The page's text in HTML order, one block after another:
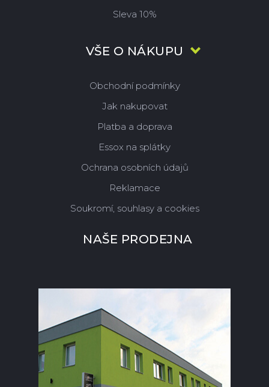
Sleva 10%
VŠE O NÁKUPU
Obchodní podmínky
Jak nakupovat
Platba a doprava
Essox na splátky
Ochrana osobních údajů
Reklamace
Soukromí, souhlasy a cookies
NAŠE PRODEJNA